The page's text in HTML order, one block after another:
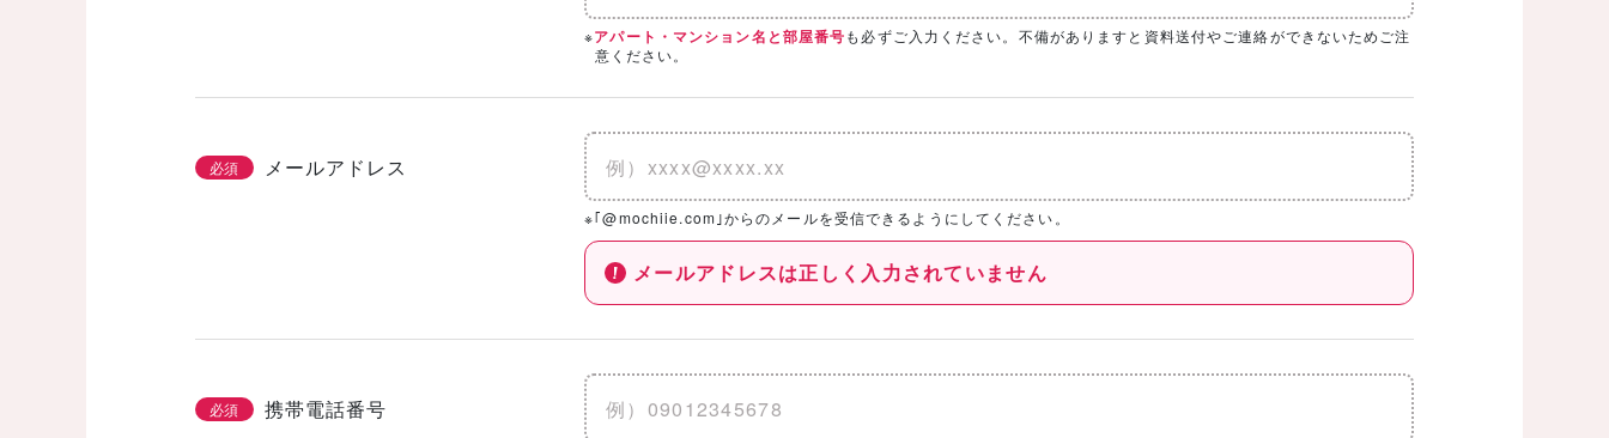
※アパート・マンション名と部屋番号も必ずご入力ください。不備がありますと資料送付やご連絡ができないためご注
意ください。
必須 メールアドレス
※｢@mochiie.com｣からのメールを受信できるようにしてください。
メールアドレスは正しく入力されていません
必須 携帯電話番号